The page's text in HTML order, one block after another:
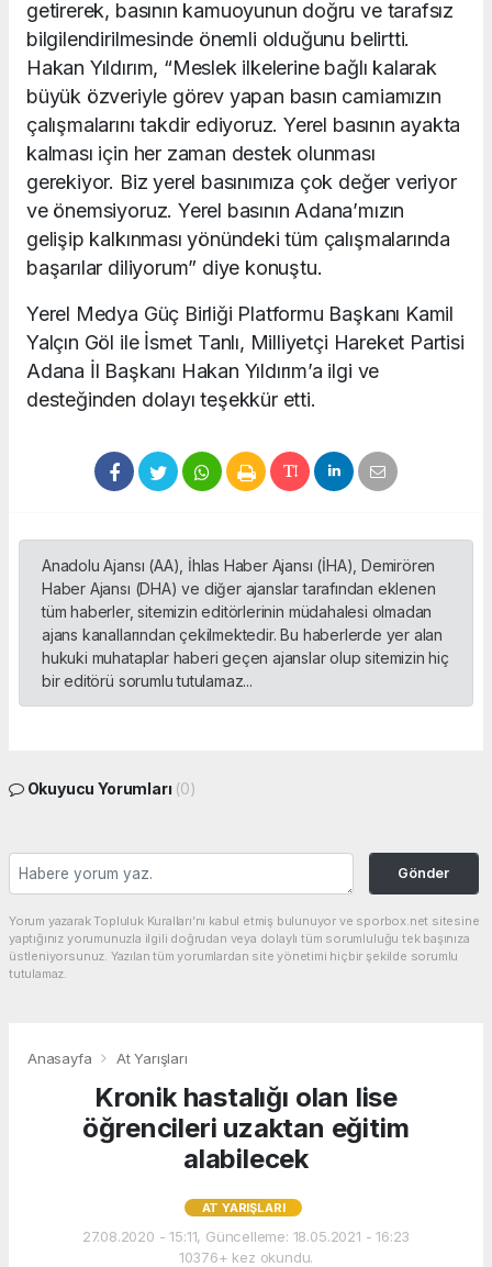
getirerek, basının kamuoyunun doğru ve tarafsız
bilgilendirilmesinde önemli olduğunu belirtti.
Hakan Yıldırım, “Meslek ilkelerine bağlı kalarak
büyük özveriyle görev yapan basın camiamızın
çalışmalarını takdir ediyoruz. Yerel basının ayakta
kalması için her zaman destek olunması
gerekiyor. Biz yerel basınımıza çok değer veriyor
ve önemsiyoruz. Yerel basının Adana’mızın
gelişip kalkınması yönündeki tüm çalışmalarında
başarılar diliyorum” diye konuştu.
Yerel Medya Güç Birliği Platformu Başkanı Kamil
Yalçın Göl ile İsmet Tanlı, Milliyetçi Hareket Partisi
Adana İl Başkanı Hakan Yıldırım’a ilgi ve
desteğinden dolayı teşekkür etti.
Anadolu Ajansı (AA), İhlas Haber Ajansı (İHA), Demirören
Haber Ajansı (DHA) ve diğer ajanslar tarafından eklenen
tüm haberler, sitemizin editörlerinin müdahalesi olmadan
ajans kanallarından çekilmektedir. Bu haberlerde yer alan
hukuki muhataplar haberi geçen ajanslar olup sitemizin hiç
bir editörü sorumlu tutulamaz...
Okuyucu Yorumları (0)
Gönder
Yorum yazarak Topluluk Kuralları’nı kabul etmiş bulunuyor ve sporbox.net sitesine
yaptığınız yorumunuzla ilgili doğrudan veya dolaylı tüm sorumluluğu tek başınıza
üstleniyorsunuz. Yazılan tüm yorumlardan site yönetimi hiçbir şekilde sorumlu
tutulamaz.
Anasayfa At Yarışları
Kronik hastalığı olan lise
öğrencileri uzaktan eğitim
alabilecek
AT YARIŞLARI
27.08.2020 - 15:11, Güncelleme: 18.05.2021 - 16:23
10376+ kez okundu.